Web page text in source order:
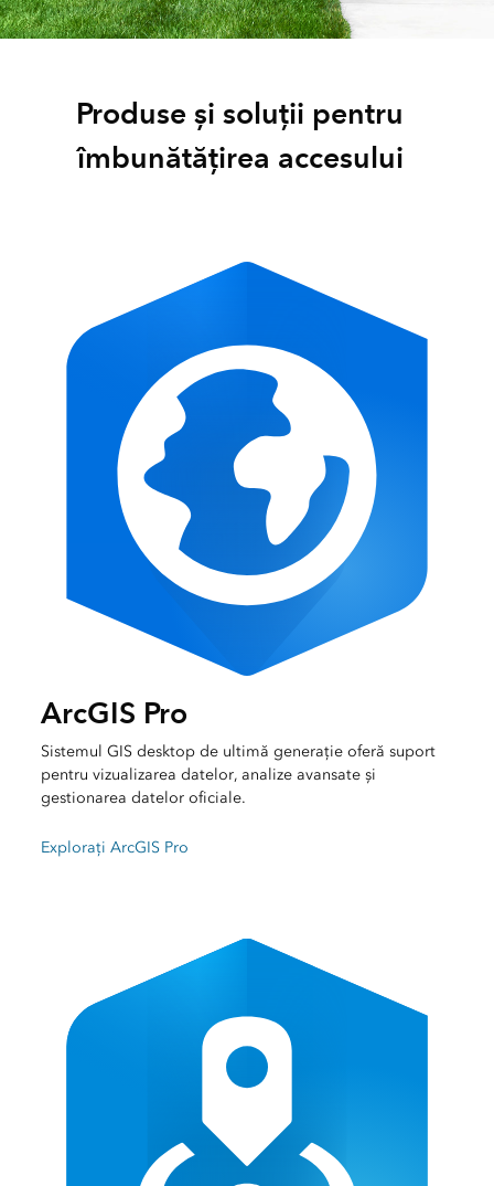
Produse și soluții pentru
îmbunătățirea accesului
ArcGIS Pro
Sistemul GIS desktop de ultimă generație oferă suport
pentru vizualizarea datelor, analize avansate și
gestionarea datelor oficiale.
Explorați ArcGIS Pro